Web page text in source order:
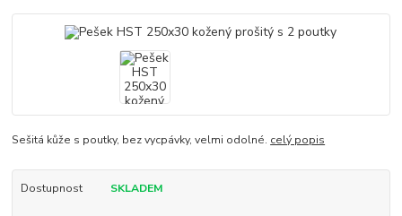
Sešitá kůže s poutky, bez vycpávky, velmi odolné. celý popis
Dostupnost SKLADEM